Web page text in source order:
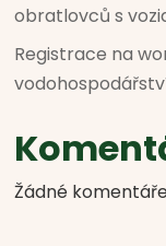
obratlovců s
Registrace na
Žádné